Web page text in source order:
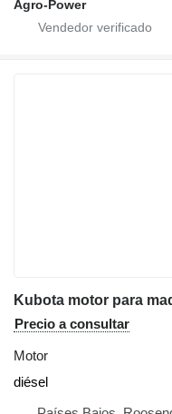
Agro-Power
Kubota motor para
Precio a consultar
Motor
diésel